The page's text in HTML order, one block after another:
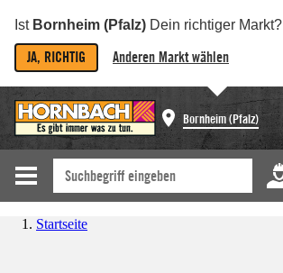
Ist Bornheim (Pfalz) Dein richtiger Markt?
JA, RICHTIG Anderen Markt wählen
Bornheim (Pfalz)
Startseite